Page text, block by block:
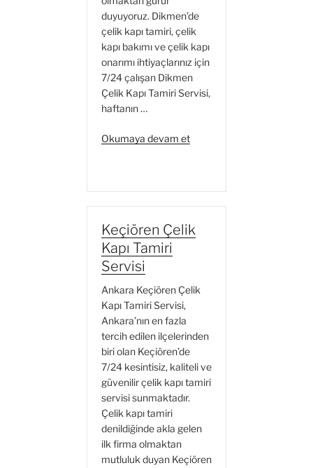
duyuyoruz. Dikmen’de
çelik kapı tamiri, çelik
kapı bakımı ve çelik kapı
onarımı ihtiyaçlarınız için
7/24 çalışan Dikmen
Çelik Kapı Tamiri Servisi,
haftanın …
Okumaya devam et“Dikmen
Keçiören Çelik
Kapı Tamiri
Servisi
Ankara Keçiören Çelik
Kapı Tamiri Servisi,
Ankara’nın en fazla
tercih edilen ilçelerinden
biri olan Keçiören’de
7/24 kesintisiz, kaliteli ve
güvenilir çelik kapı tamiri
servisi sunmaktadır.
Çelik kapı tamiri
denildiğinde akla gelen
ilk firma olmaktan
mutluluk duyan Keçiören